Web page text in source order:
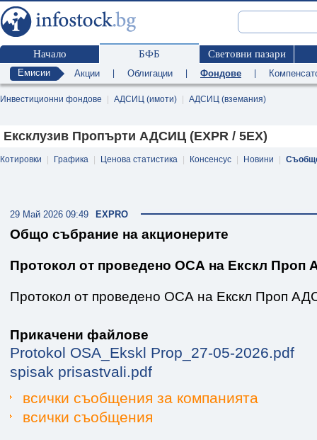
Начало БФБ Световни пазари
Емисии Акции Облигации Фондове
Инвестиционни фондове АДСИЦ (имоти) АДСИЦ (вземания)
Ексклузив Пропърти АДСИЦ (EXPR / 5EX)
Котировки Графика Ценова статистика Консенсус Новини
EXPRO
29 Май 2026 09:49
Общо събрание на акционерите
Протокол от проведено ОСА на Екскл Проп
Протокол от проведено ОСА на Екскл Проп
Прикачени файлове
Protokol OSA_Ekskl Prop_27-05-2026.pdf
spisak prisastvali.pdf
всички съобщения за компанията
всички съобщения